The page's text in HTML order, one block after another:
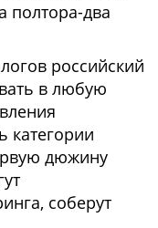
полтора-два
российский
в любую
категории
дюжину
соберут